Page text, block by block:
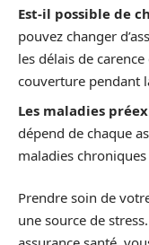
Est-il possible de
pouvez changer
les délais de
couverture pendant
Les maladies
dépend de chaque
maladies
Prendre soin de
une source de